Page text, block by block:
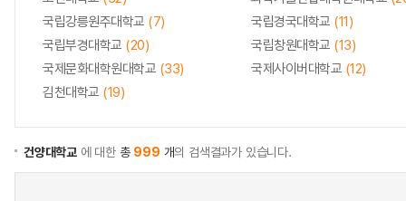
국립강릉원주대학교 (7) 국립경국대학교 (11)
국립부경대학교 (20) 국립창원대학교 (13)
국제문화대학원대학교 (33) 국제사이버대학교 (12)
김천대학교 (19)
건양대학교 에 대한 총 999 개의 검색결과가 있습니다.